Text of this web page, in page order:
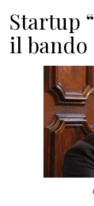
RICERCA
ECONOMIA
Startup
il bando